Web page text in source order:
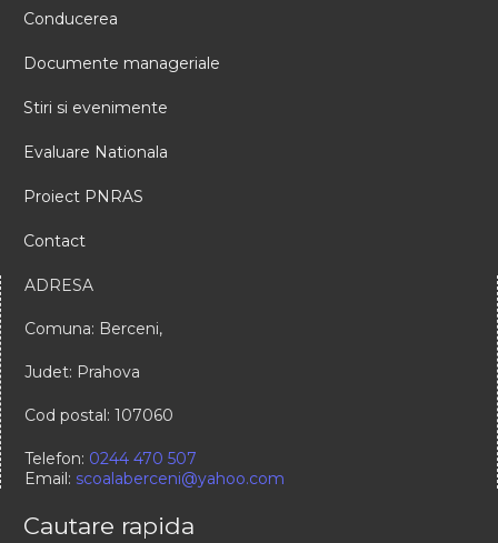
Conducerea
Documente manageriale
Stiri si evenimente
Evaluare Nationala
Proiect PNRAS
Contact
ADRESA
Comuna: Berceni,
Judet: Prahova
Cod postal: 107060
Telefon: 0244 470 507
Email: scoalaberceni@yahoo.com
Cautare rapida